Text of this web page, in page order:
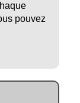
pouvez